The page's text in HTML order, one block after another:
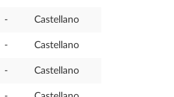
- Castellano
- Castellano
- Castellano